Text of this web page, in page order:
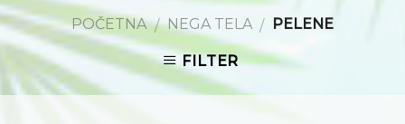
POČETNA / NEGA TELA / PELENE
FILTER